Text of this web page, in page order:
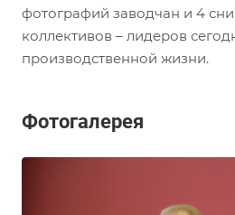
фотографий заводчан и 4
коллективов – лидеров
производственной жизни.
Фотогалерея